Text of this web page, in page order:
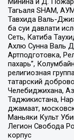
Тагьаля SHAM,
Тавхида Валь-
ба суи давлати
Сеть, Катиба
Ахлю Сунна Валь
Артподготовка,
пахарь”,
религиозная
татарский
Челебиджихана,
Таджикистана,
джамаат,
Маньяки Культ
Легион Свобода
корпус